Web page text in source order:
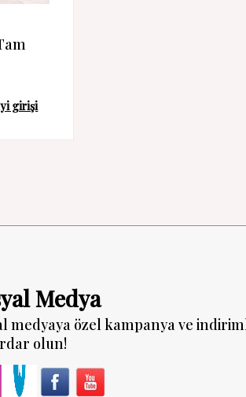
girişi
Medya
medyaya özel kampanya ve
olun!